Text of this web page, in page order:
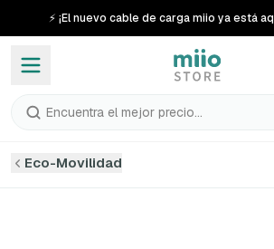
⚡ ¡El nuevo cable de carga miio ya está
Encuentra el mejor precio...
Eco-Movilidad